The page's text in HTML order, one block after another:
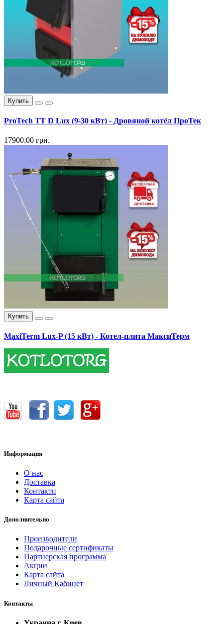
Купить
ProTech TT D Lux (9-30 кВт) - Дровяной котёл ПроТек
17900.00 грн.
Купить
MaxiTerm Lux-P (15 кВт) - Котел-плита МаксиТерм
17400.00 грн.
Информация
О нас
Доставка
Контакти
Карта сайта
Дополнительно
Производители
Подарочные сертификаты
Партнерская программа
Акции
Карта сайта
Личный Кабинет
Контакты